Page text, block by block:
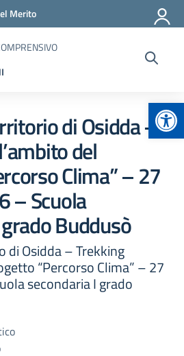
Merito
di Osidda –
del
Clima” – 27
– Scuola
Buddusò
di Osidda – Trekking
“Percorso Clima” – 27
secondaria I grado